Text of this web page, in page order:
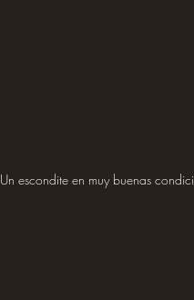
Un escondite en muy buenas